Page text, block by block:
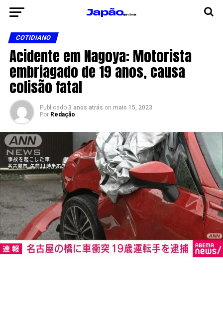
COTIDIANO
Acidente em Nagoya: Motorista
embriagado de 19 anos, causa
colisão fatal
Publicado 3 anos atrás on maio 15, 2023
Por Redação